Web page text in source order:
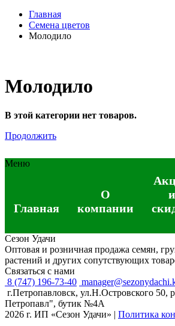
Главная
Семена цветов
Молодило
Молодило
В этой категории нет товаров.
Продолжить
Меню
Главная
О
компании
и
Сезон Удачи
Оптовая и розничная продажа семян,
растений и других сопутствующих
Связаться с нами
8 (747) 196-73-40
г.Петропавловск, ул.Н.Островского
Петропавл", бутик №4A
2026 г. ИП «Сезон Удачи» | Политика